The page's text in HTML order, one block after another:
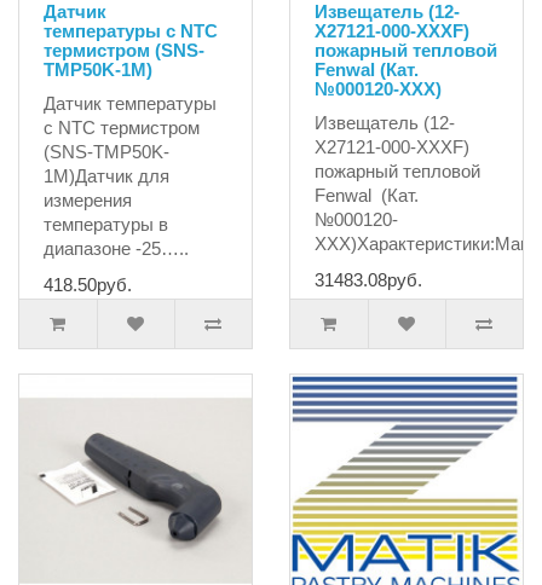
Датчик
температуры с NTC
термистром (SNS-
TMP50K-1M)
Датчик температуры
с NTC термистром
(SNS-TMP50K-
1M)Датчик для
измерения
температуры в
диапазоне -25…..
418.50руб.
Извещатель (12-
X27121-000-XXXF)
пожарный тепловой
Fenwal (Кат.
№000120-XXX)
Извещатель (12-
X27121-000-XXXF)
пожарный тепловой
Fenwal (Кат.
№000120-
31483.08руб.